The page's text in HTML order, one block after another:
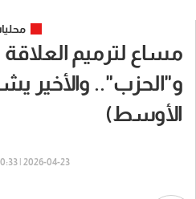
مساع لترميم
و"الحزب".. والأخير
الأوسط)
2026-04-23 | 00:33